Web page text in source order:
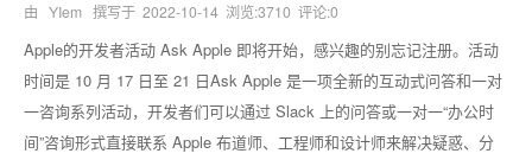
由 YIem 撰写于 2022-10-14 浏览:3710 评论:0
Apple的开发者活动 Ask Apple 即将开始，感兴趣的别忘记注册。活动
时间是 10 月 17 日至 21 日Ask Apple 是一项全新的互动式问答和一对
一咨询系列活动，开发者们可以通过 Slack 上的问答或一对一“办公时
间”咨询形式直接联系 Apple 布道师、工程师和设计师来解决疑惑、分